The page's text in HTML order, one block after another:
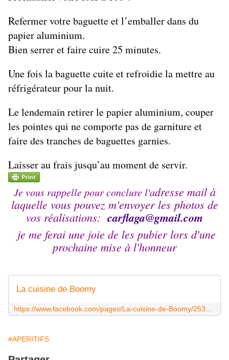
Refermer votre baguette et l’emballer dans du
papier aluminium.
Bien serrer et faire cuire 25 minutes.
Une fois la baguette cuite et refroidie la mettre au
réfrigérateur pour la nuit.
Le lendemain retirer le papier aluminium, couper
les pointes qui ne comporte pas de garniture et
faire des tranches de baguettes garnies.
Laisser au frais jusqu’au moment de servir.
Je vous rappelle pour conclure l'adresse mail à
laquelle vous pouvez m'envoyer les photos de
vos réalisations: carflaga@gmail.com
je me ferai une joie de les pubier lors d'une
prochaine mise à l'honneur
La cuisine de Boomy
#APERITIFS